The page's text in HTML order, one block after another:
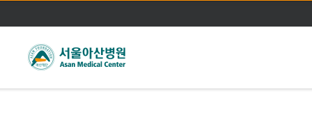
주메뉴바로가기
본문바로가기